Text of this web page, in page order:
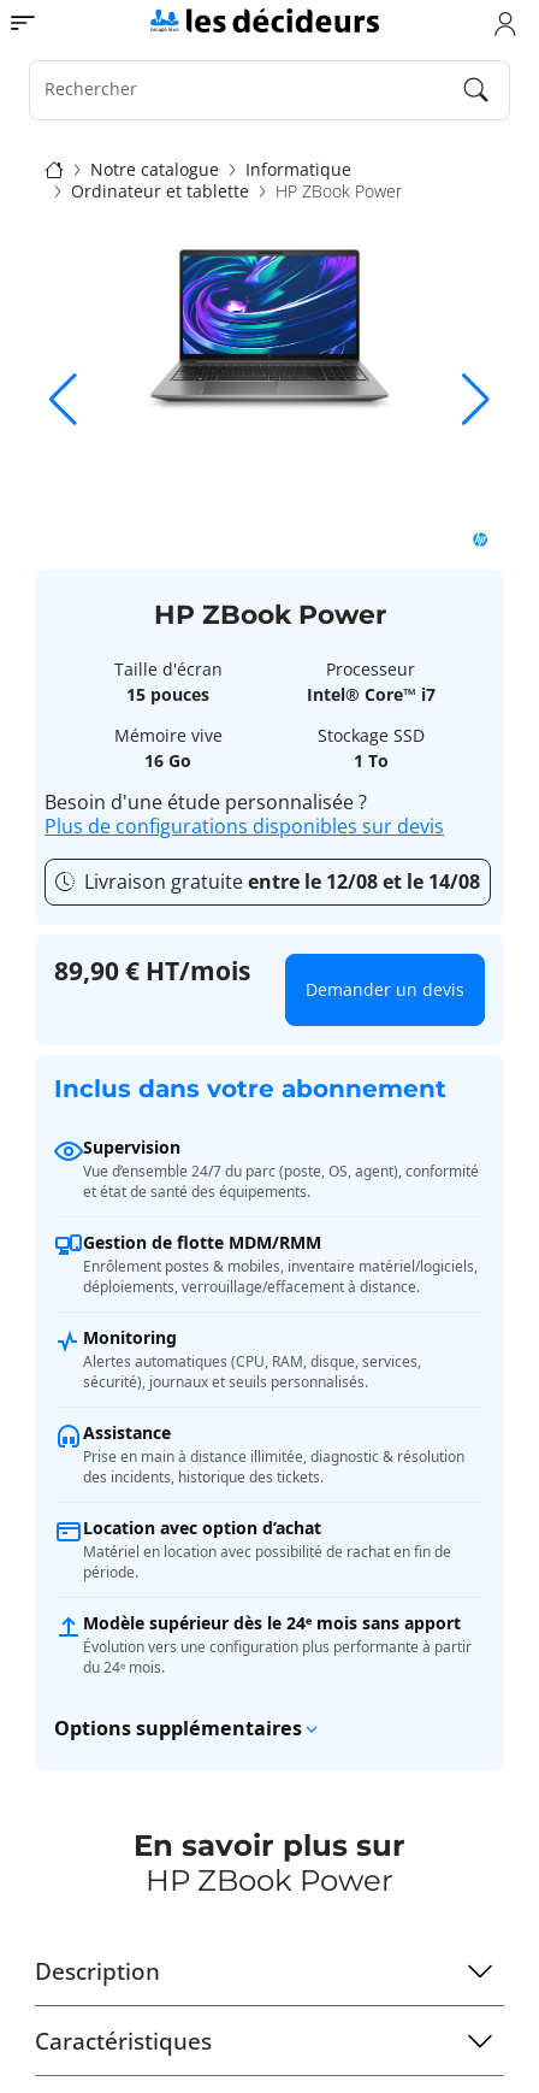
Aller
au
contenu
principal
Toggle navigation
Rechercher
Fil
d'Ariane
Notre catalogue
Informatique
Ordinateur et tablette
HP ZBook Power
HP ZBook Power
Taille d'écran
15 pouces
Processeur
Intel® Core™ i7
Mémoire vive
16 Go
Stockage SSD
1 To
Besoin d'une étude personnalisée ?
Plus de configurations disponibles sur devis
Livraison gratuiteentre le 12/08 et le 14/08
89,90 € HT/mois
Demander un devis
Inclus dans votre abonnement
Supervision
Vue d’ensemble 24/7 du parc (poste, OS, agent), conformité
et état de santé des équipements.
Gestion de flotte MDM/RMM
Enrôlement postes & mobiles, inventaire matériel/logiciels,
déploiements, verrouillage/effacement à distance.
Monitoring
Alertes automatiques (CPU, RAM, disque, services,
sécurité), journaux et seuils personnalisés.
Assistance
Prise en main à distance illimitée, diagnostic & résolution
des incidents, historique des tickets.
Location avec option d’achat
Matériel en location avec possibilité de rachat en fin de
période.
Modèle supérieur dès le 24ᵉ mois sans apport
Évolution vers une configuration plus performante à partir
du 24ᵉ mois.
Options supplémentaires
En savoir plus sur
HP ZBook Power
Description
Caractéristiques